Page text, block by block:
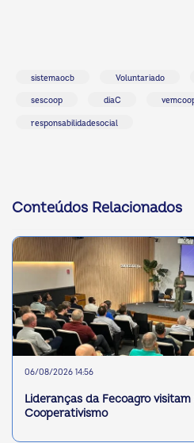
sistemaocb Voluntariado
sescoop diaC
responsabilidadesocial
Conteúdos Relacionados
06/08/2026 14:56
Lideranças da Fecoagro visitam
Cooperativismo